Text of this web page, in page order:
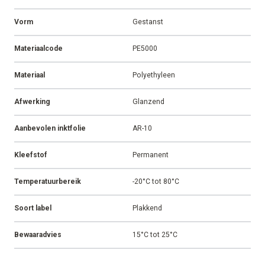
Vorm Gestanst
Materiaalcode PE5000
Materiaal Polyethyleen
Afwerking Glanzend
Aanbevolen inktfolie AR-10
Kleefstof Permanent
Temperatuurbereik -20°C tot 80°C
Soort label Plakkend
Bewaaradvies 15°C tot 25°C